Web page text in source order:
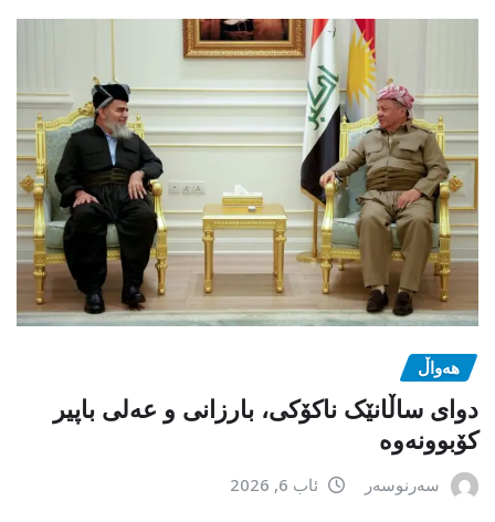
هەواڵ
دوای ساڵانێک ناکۆکی، بارزانی و عەلی باپیر
کۆبوونەوە
سەرنوسەر ئاب 6, 2026